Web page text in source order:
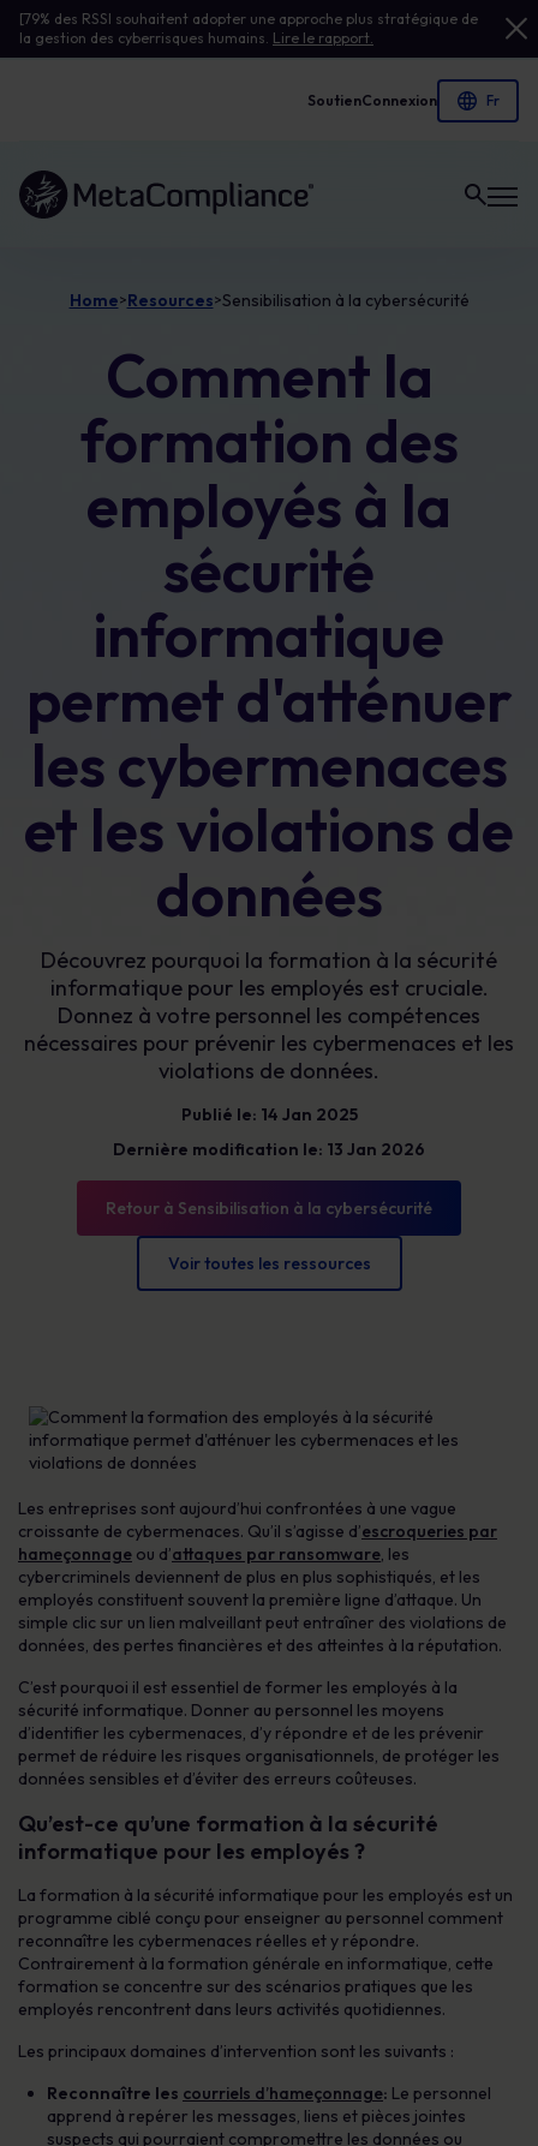
[79% des RSSI souhaitent adopter une approche plus stratégique de
la gestion des cyberrisques humains. Lire le rapport.
SoutienConnexion
Lien vers la page d'accueil
Home>Resources>Sensibilisation à la cybersécurité
Comment la
formation des
employés à la
sécurité
informatique
permet d'atténuer
les cybermenaces
et les violations de
données
Découvrez pourquoi la formation à la sécurité
informatique pour les employés est cruciale.
Donnez à votre personnel les compétences
nécessaires pour prévenir les cybermenaces et les
violations de données.
Publié le: 14 Jan 2025
Dernière modification le: 13 Jan 2026
Retour à Sensibilisation à la cybersécurité
Voir toutes les ressources
Les entreprises sont aujourd’hui confrontées à une vague
croissante de cybermenaces. Qu’il s’agisse d’escroqueries par
hameçonnage ou d’attaques par ransomware, les
cybercriminels deviennent de plus en plus sophistiqués, et les
employés constituent souvent la première ligne d’attaque. Un
simple clic sur un lien malveillant peut entraîner des violations de
données, des pertes financières et des atteintes à la réputation.
C’est pourquoi il est essentiel de former les employés à la
sécurité informatique. Donner au personnel les moyens
d’identifier les cybermenaces, d’y répondre et de les prévenir
permet de réduire les risques organisationnels, de protéger les
données sensibles et d’éviter des erreurs coûteuses.
Qu’est-ce qu’une formation à la sécurité
informatique pour les employés ?
La formation à la sécurité informatique pour les employés est un
programme ciblé conçu pour enseigner au personnel comment
reconnaître les cybermenaces réelles et y répondre.
Contrairement à la formation générale en informatique, cette
formation se concentre sur des scénarios pratiques que les
employés rencontrent dans leurs activités quotidiennes.
Les principaux domaines d’intervention sont les suivants :
Reconnaître les courriels d’hameçonnage: Le personnel
apprend à repérer les messages, liens et pièces jointes
suspects qui pourraient compromettre les données ou